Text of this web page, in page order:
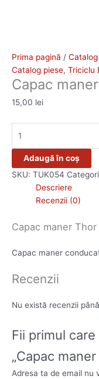
Prima pagină /
Catalog piese, Triciclu
Capac
15,00 lei
Adaugă în coș
SKU: TUK054
Descriere
Recenzii (0)
Capac maner Thor
Capac maner
Recenzii
Nu există recenzii
Fii primul
„Capac
Adresa ta de email nu